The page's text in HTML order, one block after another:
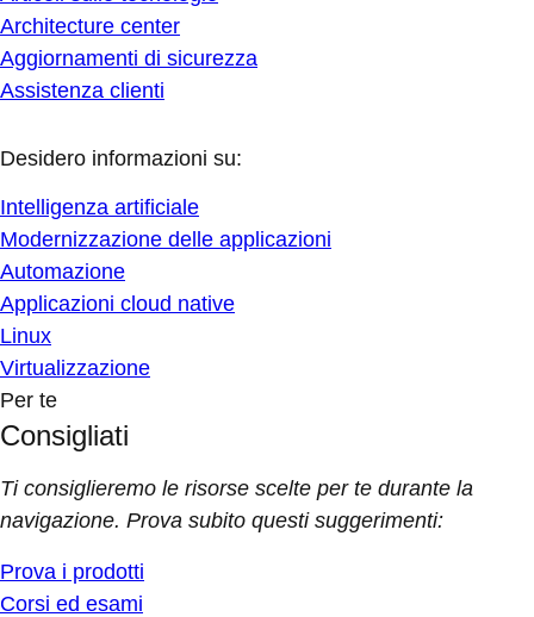
Architecture center
Aggiornamenti di sicurezza
Assistenza clienti
Desidero informazioni su:
Intelligenza artificiale
Modernizzazione delle applicazioni
Automazione
Applicazioni cloud native
Linux
Virtualizzazione
Per te
Consigliati
Ti consiglieremo le risorse scelte per te durante la
navigazione. Prova subito questi suggerimenti:
Prova i prodotti
Corsi ed esami